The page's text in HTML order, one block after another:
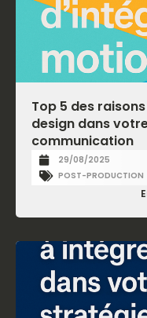
Top 5 des
design dans
communication
29/08/2025
POST-PRODUCTION